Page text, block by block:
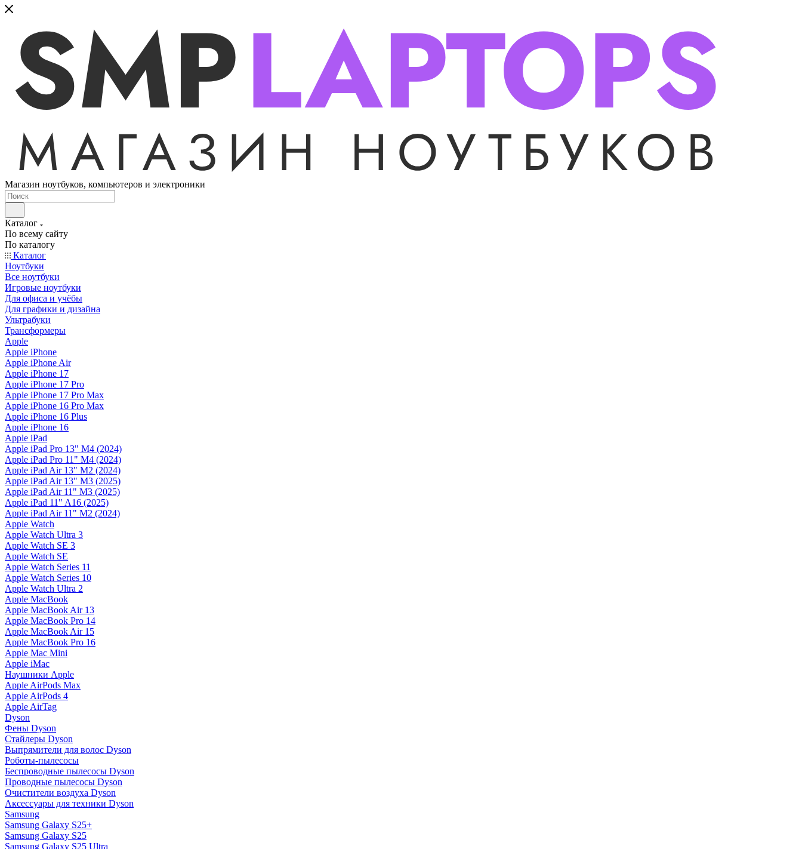
Магазин ноутбуков, компьютеров и электроники
Каталог
По всему сайту
По каталогу
Каталог
Ноутбуки
Все ноутбуки
Игровые ноутбуки
Для офиса и учёбы
Для графики и дизайна
Ультрабуки
Трансформеры
Apple
Apple iPhone
Apple iPhone Air
Apple iPhone 17
Apple iPhone 17 Pro
Apple iPhone 17 Pro Max
Apple iPhone 16 Pro Max
Apple iPhone 16 Plus
Apple iPhone 16
Apple iPad
Apple iPad Pro 13" M4 (2024)
Apple iPad Pro 11" M4 (2024)
Apple iPad Air 13" M2 (2024)
Apple iPad Air 13" M3 (2025)
Apple iPad Air 11" M3 (2025)
Apple iPad 11" A16 (2025)
Apple iPad Air 11" M2 (2024)
Apple Watch
Apple Watch Ultra 3
Apple Watch SE 3
Apple Watch SE
Apple Watch Series 11
Apple Watch Series 10
Apple Watch Ultra 2
Apple MacBook
Apple MacBook Air 13
Apple MacBook Pro 14
Apple MacBook Air 15
Apple MacBook Pro 16
Apple Mac Mini
Apple iMac
Наушники Apple
Apple AirPods Max
Apple AirPods 4
Apple AirTag
Dyson
Фены Dyson
Стайлеры Dyson
Выпрямители для волос Dyson
Роботы-пылесосы
Беспроводные пылесосы Dyson
Проводные пылесосы Dyson
Очистители воздуха Dyson
Аксессуары для техники Dyson
Samsung
Samsung Galaxy S25+
Samsung Galaxy S25
Samsung Galaxy S25 Ultra